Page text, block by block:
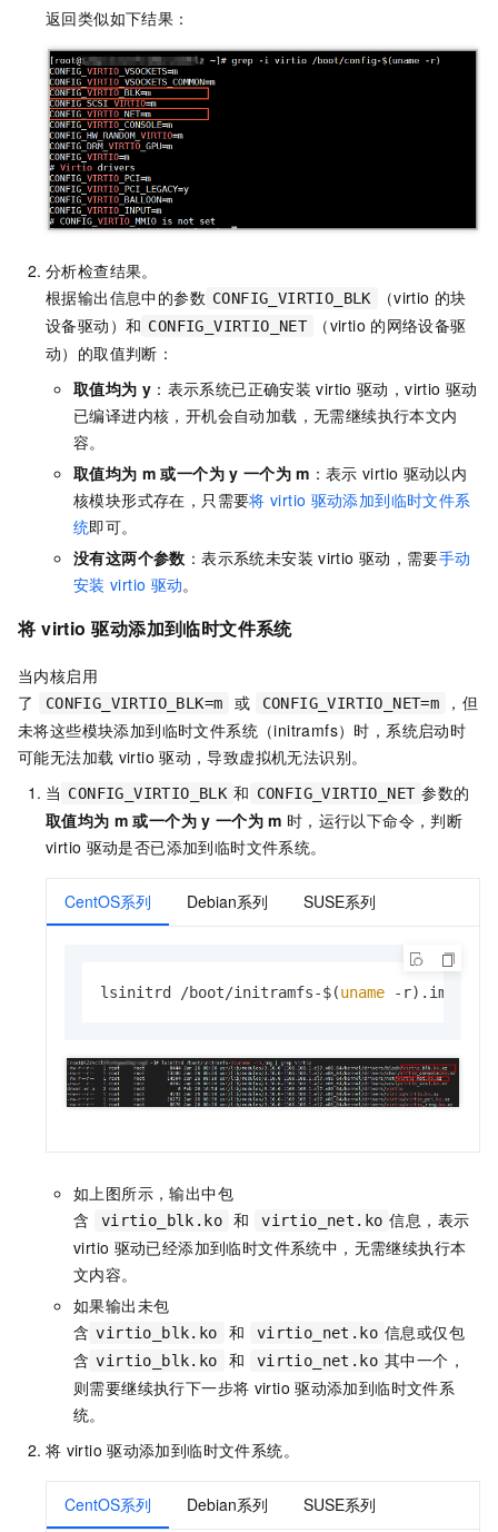
返回类似如下结果：
分析检查结果。
根据输出信息中的参数 CONFIG_VIRTIO_BLK （virtio 的块
设备驱动）和 CONFIG_VIRTIO_NET （virtio 的网络设备驱
动）的取值判断：
取值均为 y ：表示系统已正确安装 virtio 驱动，virtio 驱动
已编译进内核，开机会自动加载，无需继续执行本文内
容。
取值均为 m 或一个为 y 一个为 m ：表示 virtio 驱动以内
核模块形式存在，只需要将 virtio 驱动添加到临时文件系
统即可。
没有这两个参数 ：表示系统未安装 virtio 驱动，需要手动
安装 virtio 驱动。
将 virtio 驱动添加到临时文件系统
当内核启用
了
CONFIG_VIRTIO_BLK=m 或 CONFIG_VIRTIO_NET=m
，但
未将这些模块添加到临时文件系统（initramfs）时，系统启动时
可能无法加载 virtio 驱动，导致虚拟机无法识别。
当 CONFIG_VIRTIO_BLK 和 CONFIG_VIRTIO_NET 参数的
取值均为 m 或一个为 y 一个为 m 时，运行以下命令，判断
virtio 驱动是否已添加到临时文件系统。
CentOS系列 Debian系列 SUSE系列
lsinitrd /boot/initramfs-$(uname -r).img |
如上图所示，输出中包
含
virtio_blk.ko 和 virtio_net.ko 信息，表示
virtio 驱动已经添加到临时文件系统中，无需继续执行本
文内容。
如果输出未包
含 virtio_blk.ko 和 virtio_net.ko 信息或仅包
含 virtio_blk.ko 和 virtio_net.ko 其中一个，
则需要继续执行下一步将 virtio 驱动添加到临时文件系
统。
将 virtio 驱动添加到临时文件系统。
CentOS系列 Debian系列 SUSE系列